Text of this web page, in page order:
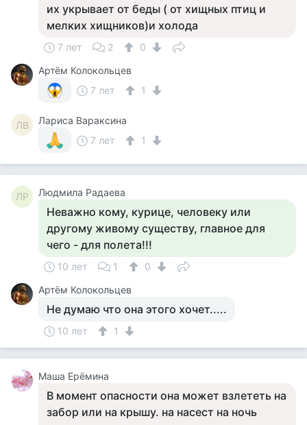
их укрывает от беды ( от хищных птиц и
мелких хищников)и холода
7 лет 2
0
Артём Колокольцев
7 лет
1
ЛВ
Лариса Вараксина
7 лет
1
ЛР Людмила Радаева
Неважно кому, курице, человеку или
другому живому существу, главное для
чего - для полета!!!
10 лет 1
0
Артём Колокольцев
Не думаю что она этого хочет.....
10 лет 1
Маша Ерёмина
В момент опасности она может взлететь на
забор или на крышу. на насест на ночь